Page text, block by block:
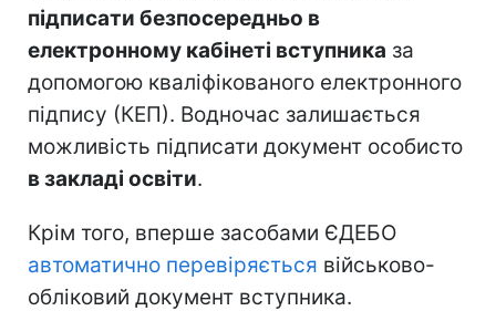
підписати безпосередньо в
електронному кабінеті вступника за
допомогою кваліфікованого електронного
підпису (КЕП). Водночас залишається
можливість підписати документ особисто
в закладі освіти.
Крім того, вперше засобами ЄДЕБО
автоматично перевіряється військово-
обліковий документ вступника.